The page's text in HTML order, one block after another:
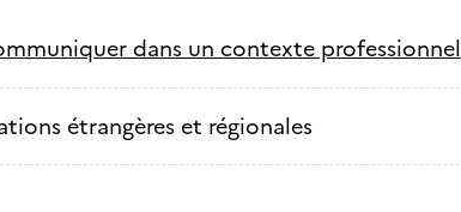
dans un contexte professionnel
étrangères et régionales